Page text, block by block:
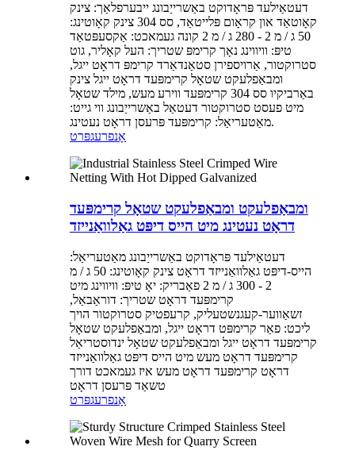
דעטאַילעד פּראָדוקט באַשרייַבונג ייבערפלאַך: צינק
קאָוטאַד און קראָום פּלייטאַד, סס 304 צינק קאָוטינג:
50 ג / מ 2 - 280 ג / מ 2 קונה געמאכט: אַקסעפּטאַד
טיפּ: וויווינג נאָך קרימפּ שטריך: העל קאָליר, גוט
סטרוקטור, אַרויספירן סטאַנדאַרד קרימפּ דראָט ייגל,
ומבאַפלעקט שטאָל קרימפּעד דראָט ייגל צינק
באַרביקיו סס 304 קרימפּעד ווירע מעש, מילד שטאָל
מיט פעסט סטרוקטור דעטאַל באַשרייַבונג ווי גייט:
מאַטעריאַל: קרימפּעד פּרעסן דראָט נעטינג.
אָנפרעגפּרט
ומבאַפלעקט ומבאַפלעקט שטאָל קרימפּעד
דראָט נעטינג מיט הייס דיפּט גאַלוואַנייזד
דעטאַילעד פּראָדוקט באַשרייַבונג מאַטעריאַל:
הייס-דיפּט גאַלוואַנייזד דראָט צינק קאָוטינג: 50 ג / מ
2 - 300 ג / מ 2 פאַבריק: יאָ טיפּ: וויווינג מיט
קרימפּעד דראָט שטריך: דוראַבאַל,
זשאַווער-קעגנשטעליק, קרעפטיק סטרוקטור הויך
ליכט: פאַר קרימפּט דראָט ייגל, ומבאַפלעקט שטאָל
קרימפּעד דראָט ייגל ומבאַפלעקט שטאָל ינדוסטריאַל
קרימפּעד דראָט מעש מיט הייס דיפּט גאַלוואַנייזד
דראָט קרימפּעד דראָט מעש איז געמאכט דורך
טשאַד פּרעסן דראָט
אָנפרעגפּרט